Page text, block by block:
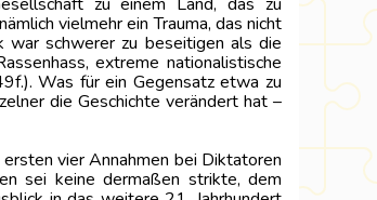
vielmehr ein Trauma, das nicht
war schwerer zu beseitigen als die
extreme nationalistische
Was für ein Gegensatz etwa zu
die Geschichte verändert hat –
vier Annahmen bei Diktatoren
sei keine dermaßen strikte, dem